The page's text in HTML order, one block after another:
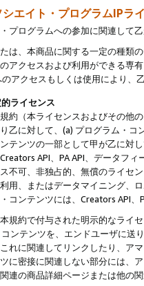
シエイト・プログラムIPラ
プログラムへの参加に関連して
は、本商品に関する一定の種類
アクセスおよび利用ができる専
のアクセスもしくは使用により
ライセンス
約（本ライセンスおよびその他
乙に対して、(a) プログラム・
テンツの一部として甲が乙に対
API、PA API、データフ
不可、非独占的、無償のライセ
用、またはデータマイニング、
コンテンツには、Creators API
規約で付与された明示的なライ
ンテンツを、エンドユーザに
れに関連してリンクしたり、ア
に密接に関連しない部分には、
連の商品詳細ページまたは他の